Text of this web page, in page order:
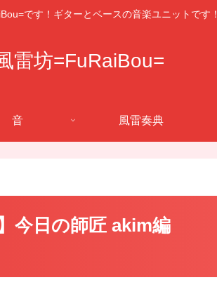
です！ギターとベースの音楽ユニットです！
雷坊=FuRaiBou=
音 風雷奏典
今日の師匠 akim編